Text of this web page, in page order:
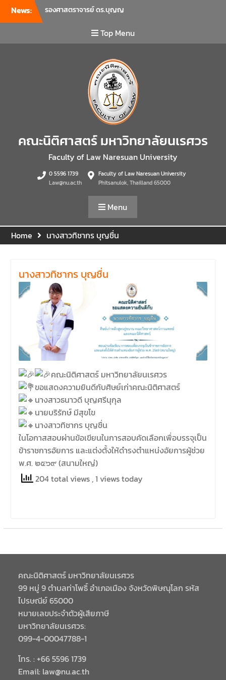
News:
รองศาสตราจารย์ ดร.บุญญ
คณะนิติศาสตร์ เป็นประธานที่
ประชุมผู้บริหารคณะพบ
เป็นการเตรียมพร้อมก่อนเปิด
ภาคเรียนต้น ปีการศึกษา 2569
พร้อมด้วยรองคณบดีทุกฝ่าย
เข้าร่วมแจ้งนโยบายแนวทาง
การบริหารงานในแต่ละด้านของ
คณะ รวมทั้งการเตรียมความ
รายวิชาวิจัยทางกฎหมาย และ
รายวิชาตรรกศาสตร์และการ
ประชุมชั้น 3 อาคารคณะ
นิติศาสตร์ มหาวิทยาลัยนเรศวร
คณะนิติศาสตร์ มหาวิทยาลัย
นเรศวร จัดโครงการเตรียม
ความพร้อมเพื่อรับมือภัยพิบัติ
และปฐมพยาบาลเบื้องต้น
ประจำปี 2569 ณ ห้อง 2-311
มหาวิทยาลัยนเรศวร โดย
กิจกรรมดังกล่าวจัดขึ้นสำหรับ
บุคลากรที่ปฏิบัติงาน ณ กลุ่ม
อาคารอุตสาหกรรมบริการ เพื่อ
ร่วมกันสร้างพื้นที่การทำงานที่
ปลอดภัย ซึ่งครอบคลุมหน่วย
งานภายในกลุ่มอาคารทั้ง 3
คณะ และ 1 กอง
คณะนิติศาสตร์ มหาวิทยาลัย
และพบผู้ปกครอง ประจำปีการ
ศึกษา 2569 โดยได้รับเกียรติ
จาก รองศาสตราจารย์ ดร.บุญ
ญรัตน์ โชคบันดาลชัย คณบดี
คณะนิติศาสตร์ ให้เกียรติเป็น
ประธานในพิธีเปิด พร้อมกล่าว
ต้อนรับและให้โอวาทแก่นิสิตใหม่
มีวัตถุประสงค์เพื่อให้ผู้ปกครอง
และนิสิตได้ทราบถึงนโยบาย
ด้านการเรียนการสอนของคณะ
Top Menu
คณะนิติศาสตร์ มหาวิทยาลัยนเรศวร
Faculty of Law Naresuan University
0 5596 1739
Law@nu.ac.th
Faculty of Law Naresuan University
Phitsanulok, Thailland 65000
Menu
Home นางสาวทิชากร บุญชื่น
นางสาวทิชากร บุญชื่น
คณะนิติศาสตร์ มหาวิทยาลัยนเรศวร
ขอแสดงความยินดีกับศิษย์เก่าคณะนิติศาสตร์
นางสาวธนาวดี บุญศรีนุกุล
นายบริรักษ์ มีสุขโข
นางสาวทิชากร บุญชื่น
ในโอกาสสอบผ่านข้อเขียนในการสอบคัดเลือกเพื่อบรรจุเป็น
ข้าราชการอัยการ และแต่งตั้งให้ดำรงตำแหน่งอัยการผู้ช่วย
พ.ศ. ๒๕๖๙ (สนามใหญ่)
204 total views , 1 views today
คณะนิติศาสตร์ มหาวิทยาลัยนเรศวร
99 หมู่ 9 ตำบลท่าโพธิ์ อำเภอเมือง จังหวัดพิษณุโลก รหัส
ไปรษณีย์ 65000
หมายเลขประจำตัวผู้เสียภาษี
มหาวิทยาลัยนเรศวร:
099-4-00047788-1
โทร. : +66 5596 1739
Email: law@nu.ac.th